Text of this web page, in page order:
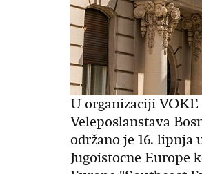
U organizaciji
Veleposlanstava
održano je 16. lipnja
Jugoistocne Europe